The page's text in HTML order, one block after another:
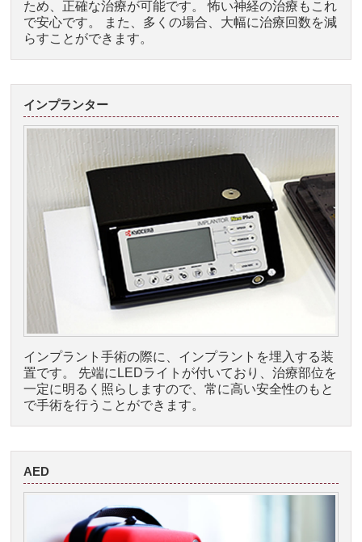
ため、正確な治療が可能です。 怖い神経の治療もこれ
で安心です。 また、多くの場合、大幅に治療回数を減
らすことができます。
インプランター
インプラント手術の際に、インプラントを埋入する装
置です。 先端にLEDライトが付いており、治療部位を
一定に明るく照らしますので、常に高い安全性のもと
で手術を行うことができます。
AED